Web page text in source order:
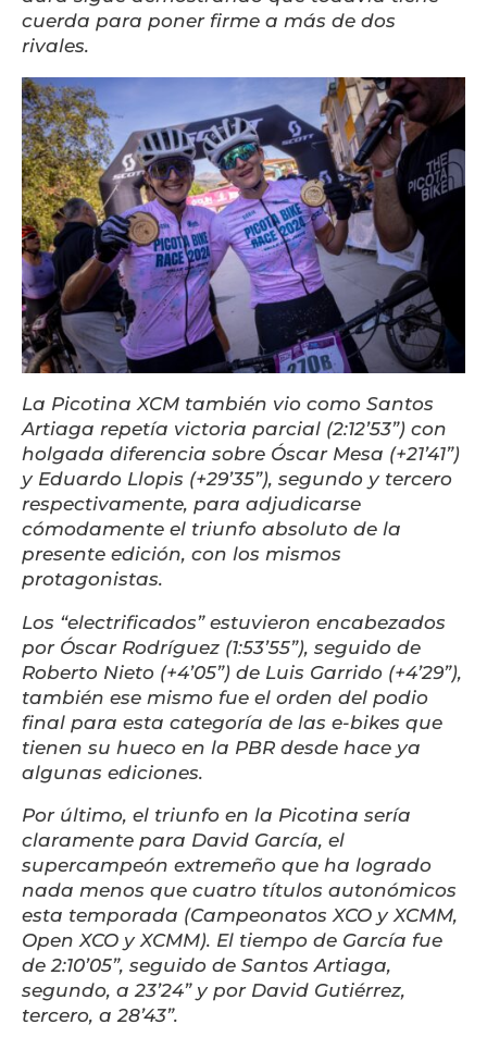
cuerda para poner firme a más de dos
rivales.
La Picotina XCM también vio como Santos
Artiaga repetía victoria parcial (2:12’53”) con
holgada diferencia sobre Óscar Mesa (+21’41”)
y Eduardo Llopis (+29’35”), segundo y tercero
respectivamente, para adjudicarse
cómodamente el triunfo absoluto de la
presente edición, con los mismos
protagonistas.
Los “electrificados” estuvieron encabezados
por Óscar Rodríguez (1:53’55”), seguido de
Roberto Nieto (+4’05”) de Luis Garrido (+4’29”),
también ese mismo fue el orden del podio
final para esta categoría de las e-bikes que
tienen su hueco en la PBR desde hace ya
algunas ediciones.
Por último, el triunfo en la Picotina sería
claramente para David García, el
supercampeón extremeño que ha logrado
nada menos que cuatro títulos autonómicos
esta temporada (Campeonatos XCO y XCMM,
Open XCO y XCMM). El tiempo de García fue
de 2:10’05”, seguido de Santos Artiaga,
segundo, a 23’24” y por David Gutiérrez,
tercero, a 28’43”.